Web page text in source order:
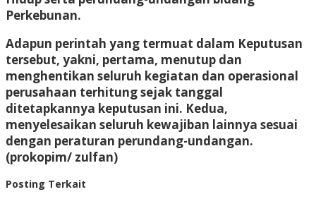
Perkebunan.
Adapun perintah yang termuat dalam Keputusan
tersebut, yakni, pertama, menutup dan
menghentikan seluruh kegiatan dan operasional
perusahaan terhitung sejak tanggal
ditetapkannya keputusan ini. Kedua,
menyelesaikan seluruh kewajiban lainnya sesuai
dengan peraturan perundang-undangan.
(prokopim/ zulfan)
Posting Terkait